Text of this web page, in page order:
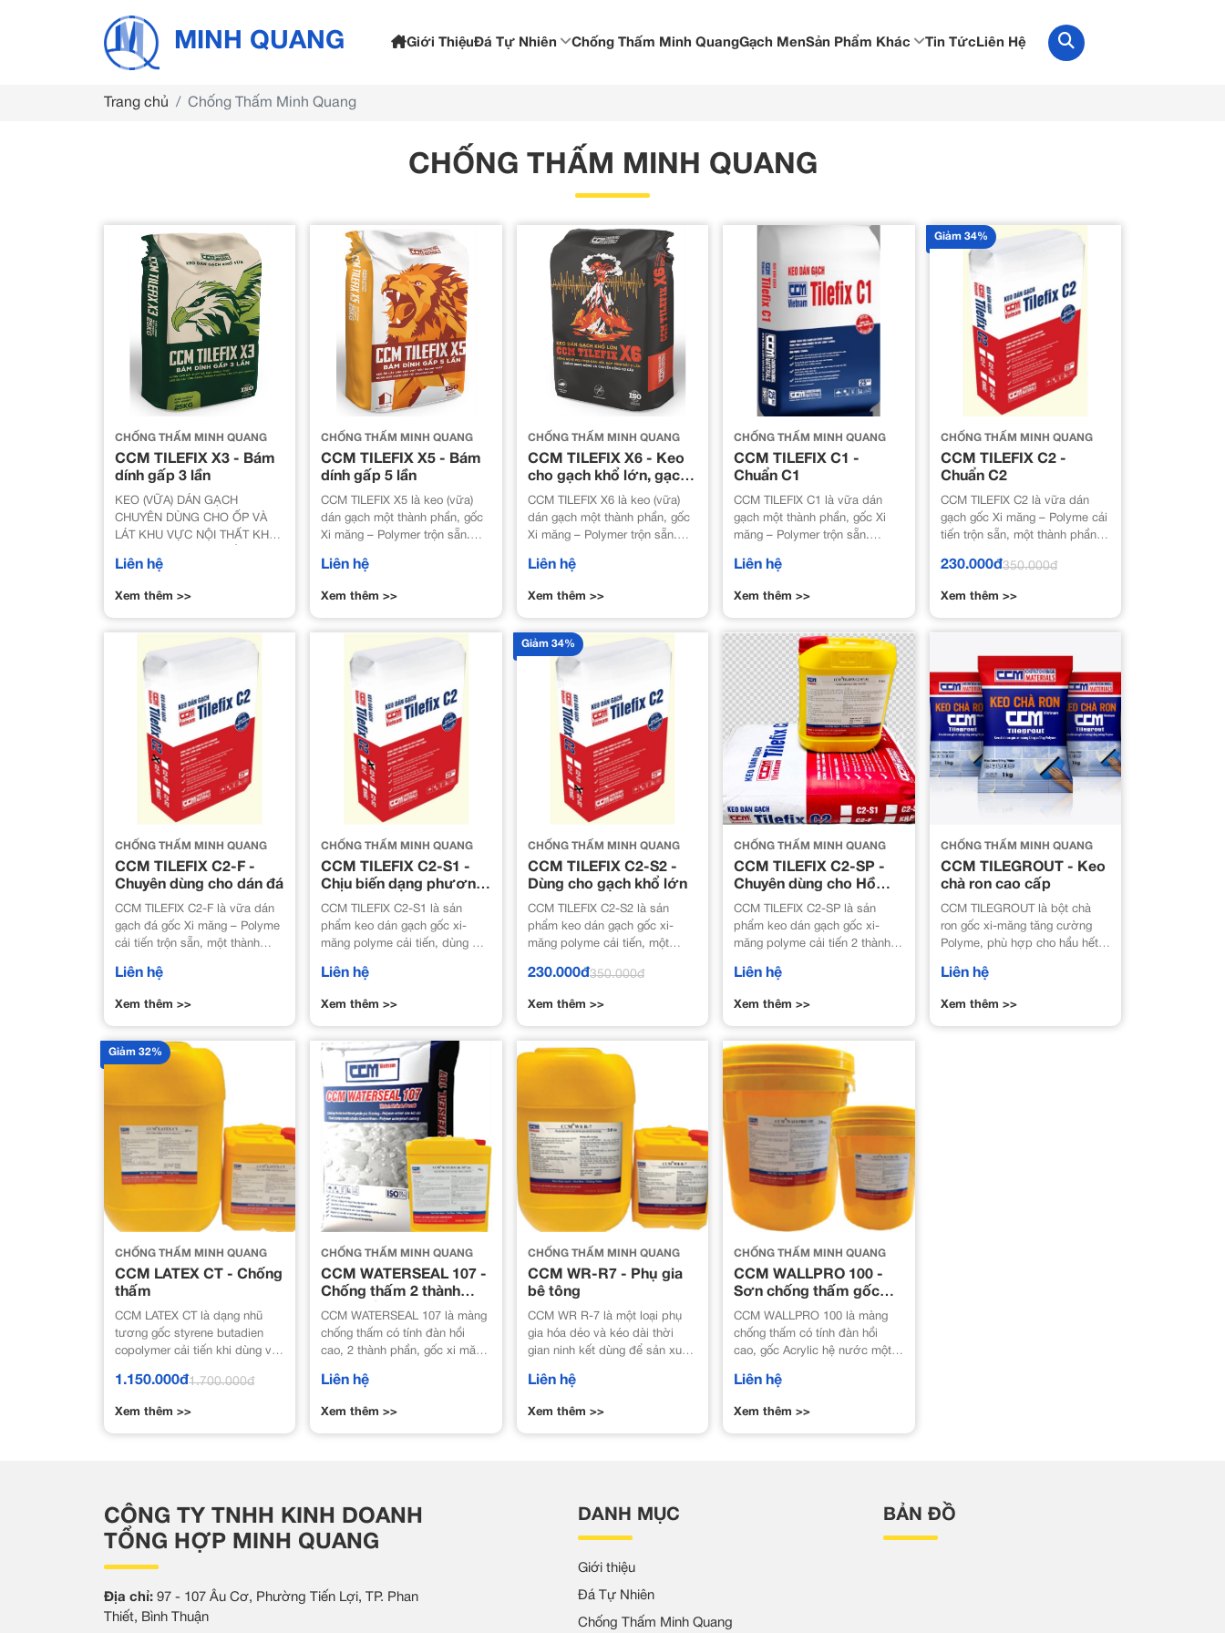
MINH QUANG Giới ThiệuĐá Tự Nhiên Chống Thấm Minh QuangGạch MenSản Phẩm Khác Tin Tức Liên Hệ
Trang chủ Chống Thấm Minh Quang
CHỐNG THẤM MINH QUANG
CHỐNG THẤM MINH QUANG
CCM TILEFIX X3 - Bám
dính gấp 3 lần
KEO (VỮA) DÁN GẠCH
CHUYÊN DÙNG CHO ỐP VÀ
LÁT KHU VỰC NỘI THẤT KHÔ
Liên hệ
Xem thêm >>
CHỐNG THẤM MINH QUANG
CCM TILEFIX X5 - Bám
dính gấp 5 lần
CCM TILEFIX X5 là keo (vữa)
dán gạch một thành phần, gốc
Xi măng – Polymer trộn sẵn.
TCVN 7899-1:2008 (hoặc ISO
Liên hệ
Xem thêm >>
CHỐNG THẤM MINH QUANG
CCM TILEFIX X6 - Keo
cho gạch khổ lớn, gạch
chồng gạch
CCM TILEFIX X6 là keo (vữa)
dán gạch một thành phần, gốc
Xi măng – Polymer trộn sẵn.
TCVN 7899-1:2008 (hoặc ISO
Liên hệ
Xem thêm >>
CHỐNG THẤM MINH QUANG
CCM TILEFIX C1 -
Chuẩn C1
CCM TILEFIX C1 là vữa dán
gạch một thành phần, gốc Xi
măng – Polymer trộn sẵn.
TCVN 7899-1:2008 (hoặc ISO
Liên hệ
Xem thêm >>
Giảm 34%
CHỐNG THẤM MINH QUANG
CCM TILEFIX C2 -
Chuẩn C2
CCM TILEFIX C2 là vữa dán
gạch gốc Xi măng – Polyme cải
tiến trộn sẵn, một thành phần.
cầu kỹ thuật của vữa dán gạch
230.000đ350.000đ
Xem thêm >>
CHỐNG THẤM MINH QUANG
CCM TILEFIX C2-F -
Chuyên dùng cho dán đá
CCM TILEFIX C2-F là vữa dán
gạch đá gốc Xi măng – Polyme
cải tiến trộn sẵn, một thành
gạch đá.
Liên hệ
Xem thêm >>
CHỐNG THẤM MINH QUANG
CCM TILEFIX C2-S1 -
Chịu biến dạng phương
ngang
CCM TILEFIX C2-S1 là sản
phẩm keo dán gạch gốc xi-
măng polyme cải tiến, dùng để
tường, bề mặt sàn bê tông
Liên hệ
Xem thêm >>
Giảm 34%
CHỐNG THẤM MINH QUANG
CCM TILEFIX C2-S2 -
Dùng cho gạch khổ lớn
CCM TILEFIX C2-S2 là sản
phẩm keo dán gạch gốc xi-
măng polyme cải tiến, một
cực cao.
230.000đ350.000đ
Xem thêm >>
CHỐNG THẤM MINH QUANG
CCM TILEFIX C2-SP -
Chuyên dùng cho Hồ
bơi
CCM TILEFIX C2-SP là sản
phẩm keo dán gạch gốc xi-
măng polyme cải tiến 2 thành
yêu cầu kỹ thuật của vữa dán
Liên hệ
Xem thêm >>
CHỐNG THẤM MINH QUANG
CCM TILEGROUT - Keo
chà ron cao cấp
CCM TILEGROUT là bột chà
ron gốc xi-măng tăng cường
Polyme, phù hợp cho hầu hết
trí, các loại đá ốp lát nguồn gốc
Liên hệ
Xem thêm >>
Giảm 32%
CHỐNG THẤM MINH QUANG
CCM LATEX CT - Chống
thấm
CCM LATEX CT là dạng nhũ
tương gốc styrene butadien
copolymer cải tiến khi dùng với
– xi măng sẽ tạo thành màng
1.150.000đ 1.700.000đ
Xem thêm >>
CHỐNG THẤM MINH QUANG
CCM WATERSEAL 107 -
Chống thấm 2 thành
phần gốc xi măng
CCM WATERSEAL 107 là màng
chống thấm có tính đàn hồi
cao, 2 thành phần, gốc xi măng
polymer biến tính dạng lỏng và
2 thành phần này trộn với nhau
Liên hệ
Xem thêm >>
CHỐNG THẤM MINH QUANG
CCM WR-R7 - Phụ gia
bê tông
CCM WR R-7 là một loại phụ
gia hóa dẻo và kéo dài thời
gian ninh kết dùng để sản xuất
Liên hệ
Xem thêm >>
CHỐNG THẤM MINH QUANG
CCM WALLPRO 100 -
Sơn chống thấm gốc
Acrylic
CCM WALLPRO 100 là màng
chống thấm có tính đàn hồi
cao, gốc Acrylic hệ nước một
dụng, thi công ở dạng lỏng.
gia thích hợp, khi hoá cứng tạo
dính với hầu hết các bề mặt và
Liên hệ
Xem thêm >>
CÔNG TY TNHH KINH DOANH
TỔNG HỢP MINH QUANG
Địa chỉ: 97 - 107 Âu Cơ, Phường Tiến Lợi, TP. Phan
Thiết, Bình Thuận
DANH MỤC
Giới thiệu
Đá Tự Nhiên
Chống Thấm Minh Quang
BẢN ĐỒ